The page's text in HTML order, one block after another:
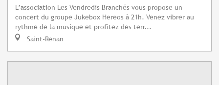
L’association Les Vendredis Branchés vous propose un
concert du groupe Jukebox Hereos à 21h. Venez vibrer au
rythme de la musique et profitez des terr...
Saint-Renan